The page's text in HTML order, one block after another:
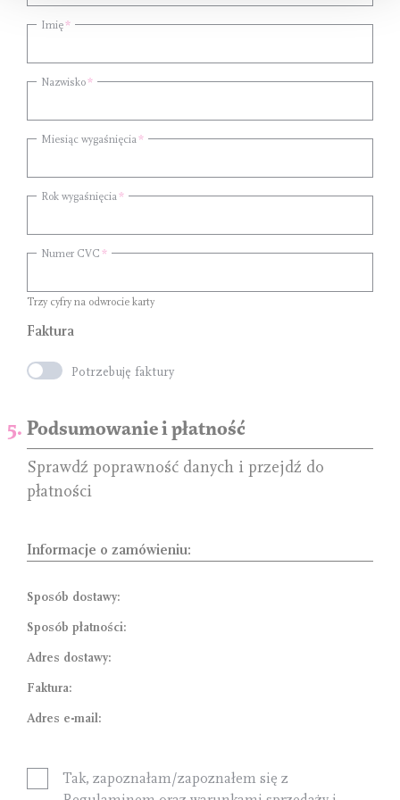
Imię
Nazwisko
Miesiąc wygaśnięcia
Rok wygaśnięcia
Numer CVC
Trzy cyfry na odwrocie karty
Faktura
Potrzebuję faktury
Podsumowanie i płatność
Sprawdź poprawność danych i przejdź do
płatności
Informacje o zamówieniu:
Sposób dostawy:
Sposób płatności:
Adres dostawy:
Faktura:
Adres e-mail:
Tak, zapoznałam/zapoznałem się z